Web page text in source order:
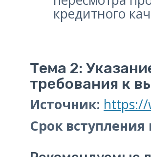
кредитного
Тема 2:
требования к
Источник: https://
Срок вступления